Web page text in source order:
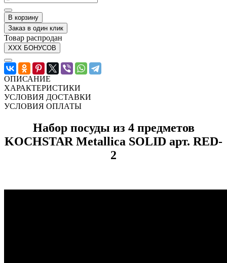
В корзину
Заказ в один клик
Товар распродан
XXX БОНУСОВ
ОПИСАНИЕ
ХАРАКТЕРИСТИКИ
УСЛОВИЯ ДОСТАВКИ
УСЛОВИЯ ОПЛАТЫ
Набор посуды из 4 предметов
KOCHSTAR Metallica SOLID арт. RED-
2